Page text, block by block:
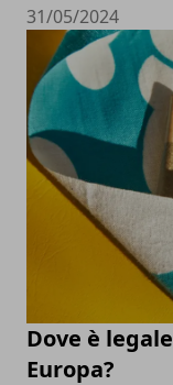
31/05/2024
Dove è
Europa?